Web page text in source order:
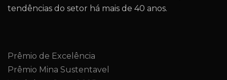
tendências do setor há mais de 40 anos.
Prêmio de Excelência
Prêmio Mina Sustentavel